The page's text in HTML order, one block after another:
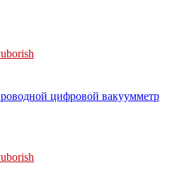
цифровой вакуумметр